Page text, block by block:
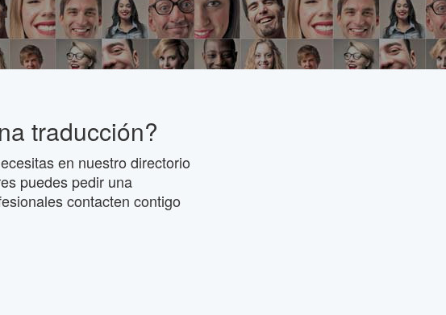
traducción?
en nuestro directorio
puedes pedir una
contacten contigo